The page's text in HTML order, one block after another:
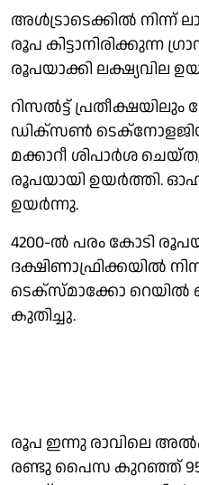
അൾട്രാടെക്കിൽ നിന്ന്
രൂപ കിട്ടാനിരിക്കുന്ന
രൂപയാക്കി ലക്ഷ്യവില
റിസൽട്ട് പ്രതീക്ഷയിലും
ഡിക്സൺ
മക്കാറീ ശിപാർശ
രൂപയായി ഉയർത്തി.
ഉയർന്നു.
4200-ൽ പരം കോടി
ദക്ഷിണാഫ്രിക്കയിൽ
ടെക്‌സ്മാക്കോ റെയിൽ
കുതിച്ചു.
രൂപ ഇന്നു രാവിലെ
രണ്ടു പൈസ കുറഞ്ഞ്